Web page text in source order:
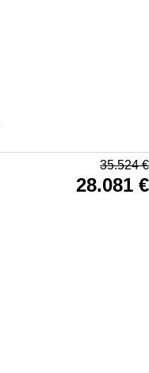
35.524€
28.081 €